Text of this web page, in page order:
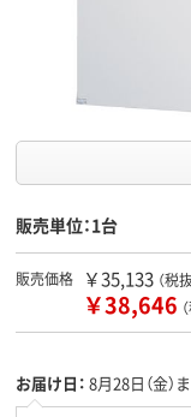
販売単位：1台
販売価格 ￥35,133 （税
￥38,646
お届け日： 8月28日（金）